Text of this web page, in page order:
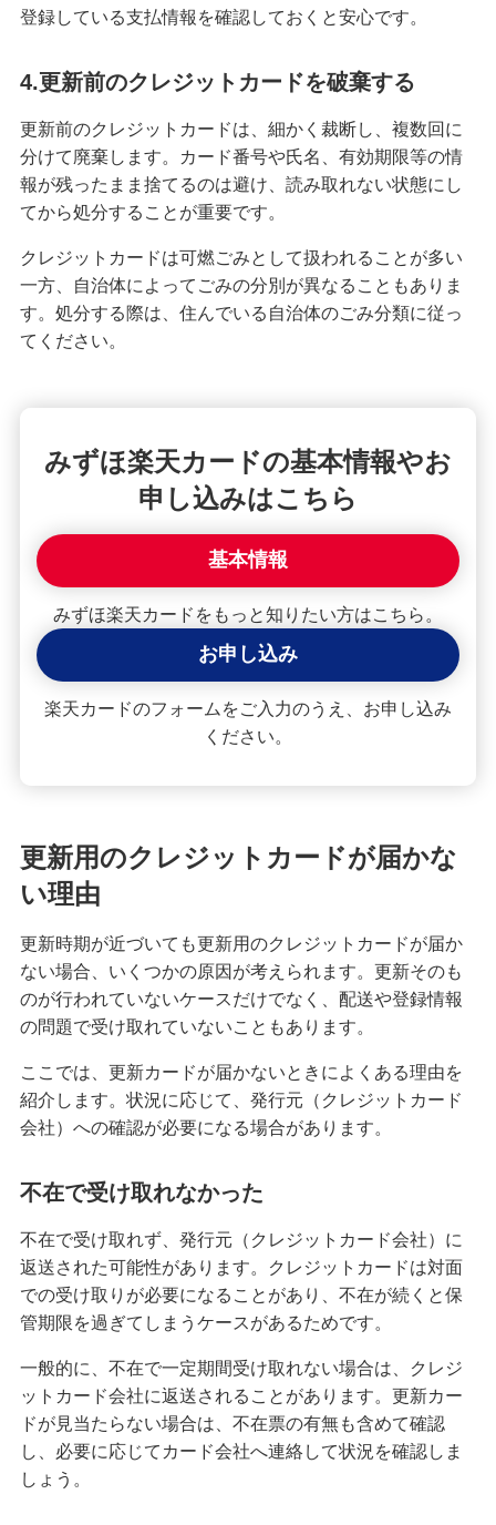
みずほプレミアムクラブ
ローン
住宅ローン・カードローン
貯める・増やす
預金・NISA・資産運用
備える
生涯学習
困ったときは・よくあるご質問
みずほ銀行について
登録している支払情報を確認しておくと安心です。
4.更新前のクレジットカードを破棄する
更新前のクレジットカードは、細かく裁断し、複数回に
分けて廃棄します。カード番号や氏名、有効期限等の情
報が残ったまま捨てるのは避け、読み取れない状態にし
てから処分することが重要です。
クレジットカードは可燃ごみとして扱われることが多い
一方、自治体によってごみの分別が異なることもありま
す。処分する際は、住んでいる自治体のごみ分類に従っ
てください。
みずほ楽天カードの基本情報やお
申し込みはこちら
基本情報
みずほ楽天カードをもっと知りたい方はこちら。
お申し込み
楽天カードのフォームをご入力のうえ、お申し込み
ください。
更新用のクレジットカードが届かな
い理由
更新時期が近づいても更新用のクレジットカードが届か
ない場合、いくつかの原因が考えられます。更新そのも
のが行われていないケースだけでなく、配送や登録情報
の問題で受け取れていないこともあります。
ここでは、更新カードが届かないときによくある理由を
紹介します。状況に応じて、発行元（クレジットカード
会社）への確認が必要になる場合があります。
不在で受け取れなかった
不在で受け取れず、発行元（クレジットカード会社）に
返送された可能性があります。クレジットカードは対面
での受け取りが必要になることがあり、不在が続くと保
管期限を過ぎてしまうケースがあるためです。
一般的に、不在で一定期間受け取れない場合は、クレジ
ットカード会社に返送されることがあります。更新カー
ドが見当たらない場合は、不在票の有無も含めて確認
し、必要に応じてカード会社へ連絡して状況を確認しま
しょう。